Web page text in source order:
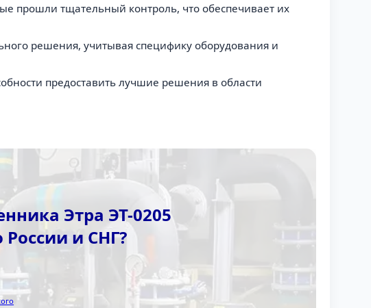
прошли тщательный контроль, что обеспечивает их
решения, учитывая специфику оборудования и
предоставить лучшие решения в области
Этра ЭТ-0205
и СНГ?